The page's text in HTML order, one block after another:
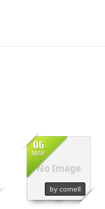
No Image
06
MAY
by cornell
5197